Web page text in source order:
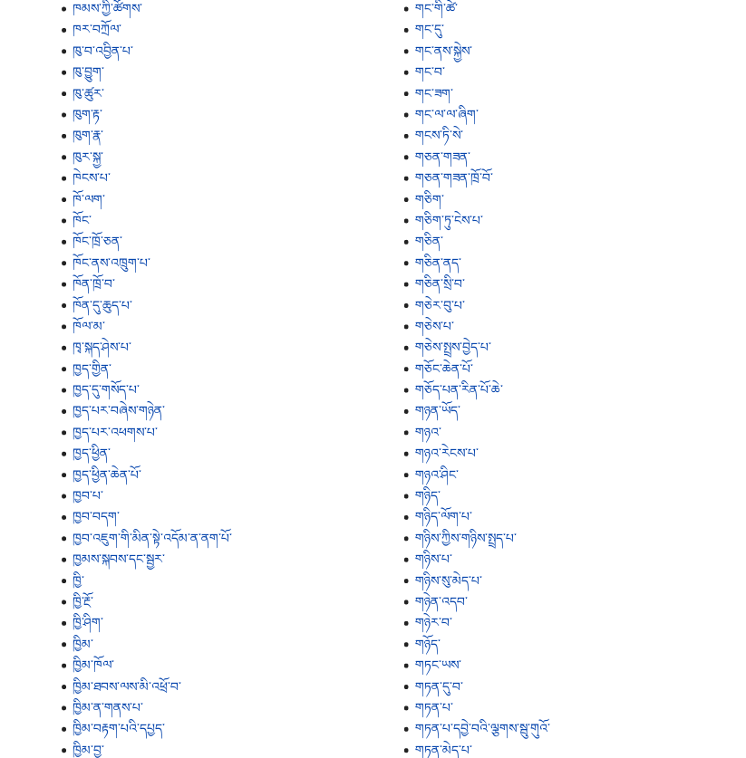
ཁམས་ཀྱི་ཚོགས་
ཁར་བཀྲོལ་
ཁུ་བ་འབྱིན་པ་
ཁུ་བྱུག་
ཁུ་ཚུར་
ཁུག་རྟ་
ཁུག་རྣ་
ཁུར་སྐྱ་
ཁེངས་པ་
ཁོ་ལག་
ཁོང་
ཁོང་ཁྲོ་ཅན་
ཁོང་ནས་འཁྲུག་པ་
ཁོན་ཁྲོ་བ་
ཁོན་དུ་ཆུད་པ་
ཁོལ་མ་
ཁྭ་སྐད་ཤེས་པ་
ཁྱད་གྱིན་
ཁྱད་དུ་གསོད་པ་
ཁྱད་པར་བཞེས་གཉེན་
ཁྱད་པར་འཕགས་པ་
ཁྱད་ཕྱིན་
ཁྱད་ཕྱིན་ཆེན་པོ་
ཁྱབ་པ་
ཁྱབ་བདག་
ཁྱབ་འཇུག་གི་མིན་སྟེ་འདོམ་ན་ནག་པོ་
ཁྱམས་སྐབས་དང་སྦྱར་
ཁྱི་
ཁྱི་རྔོ་
ཁྱི་ཤིག་
ཁྱིམ་
ཁྱིམ་ཁོལ་
ཁྱིམ་ཐབས་ལས་མི་འཕྲོ་བ་
ཁྱིམ་ན་གནས་པ་
ཁྱིམ་བརྟག་པའི་དཔྱད་
ཁྱིམ་བྱ་
གང་གི་ཚེ་
གང་དུ་
གང་ནས་སྐྱེས་
གང་བ་
གང་ཟག་
གང་ལ་ལ་ཞིག་
གངས་ཏི་སེ་
གཅན་གཟན་
གཅན་གཟན་ཁྲོ་བོ་
གཅིག་
གཅིག་ཏུ་ངེས་པ་
གཅིན་
གཅིན་ནད་
གཅིན་སྲི་བ་
གཅེར་བུ་པ་
གཅེས་པ་
གཅེས་སྤྲས་བྱེད་པ་
གཅོང་ཆེན་པོ་
གཅོད་པན་རིན་པོ་ཆེ་
གཉན་ཡོད་
གཉའ་
གཉའ་རེངས་པ་
གཉའ་ཤིང་
གཉིད་
གཉིད་ལོག་པ་
གཉིས་ཀྱིས་གཉིས་སྤྲད་པ་
གཉིས་པ་
གཉིས་སུ་མེད་པ་
གཉེན་འདབ་
གཉེར་བ་
གཉོད་
གཏང་ཡས་
གཏན་དུ་བ་
གཏན་པ་
གཏན་པ་དབྱེ་བའི་ལྕགས་སྦུ་གུའོ་
གཏན་མེད་པ་